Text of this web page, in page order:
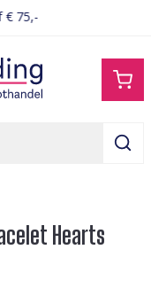
€ 75,-
Hearts